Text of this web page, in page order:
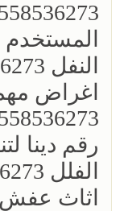
اغراض
رقم دينا
اثاث عفش